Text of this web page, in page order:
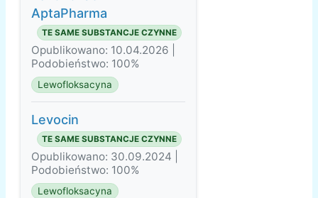
AptaPharma
TE SAME SUBSTANCJE CZYNNE
Opublikowano: 10.04.2026 |
Podobieństwo: 100%
Lewofloksacyna
Levocin
TE SAME SUBSTANCJE CZYNNE
Opublikowano: 30.09.2024 |
Podobieństwo: 100%
Lewofloksacyna